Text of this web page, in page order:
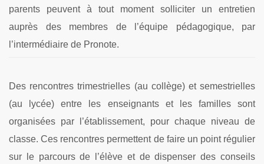
parents peuvent à tout moment solliciter un entretien
auprès des membres de l’équipe pédagogique, par
l’intermédiaire de Pronote.
Des rencontres trimestrielles (au collège) et semestrielles
(au lycée) entre les enseignants et les familles sont
organisées par l’établissement, pour chaque niveau de
classe. Ces rencontres permettent de faire un point régulier
sur le parcours de l’élève et de dispenser des conseils